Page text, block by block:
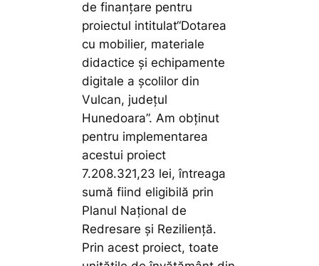
de finanțare pentru
proiectul intitulat“Dotarea
cu mobilier, materiale
didactice și echipamente
digitale a școlilor din
Vulcan, județul
Hunedoara”. Am obținut
pentru implementarea
acestui proiect
7.208.321,23 lei, întreaga
sumă fiind eligibilă prin
Planul Național de
Redresare și Reziliență.
Prin acest proiect, toate